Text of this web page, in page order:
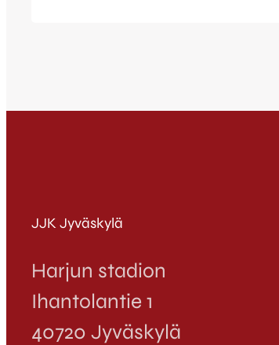
JJK Jyväskylä
Harjun stadion
Ihantolantie 1
40720 Jyväskylä